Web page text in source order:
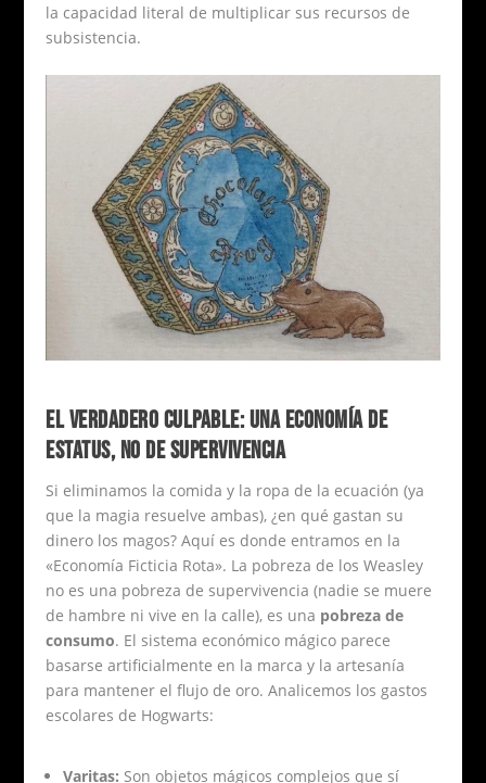
la capacidad literal de multiplicar sus recursos de
subsistencia.
EL VERDADERO CULPABLE: UNA ECONOMÍA DE
ESTATUS, NO DE SUPERVIVENCIA
Si eliminamos la comida y la ropa de la ecuación (ya
que la magia resuelve ambas), ¿en qué gastan su
dinero los magos? Aquí es donde entramos en la
«Economía Ficticia Rota». La pobreza de los Weasley
no es una pobreza de supervivencia (nadie se muere
de hambre ni vive en la calle), es una pobreza de
consumo. El sistema económico mágico parece
basarse artificialmente en la marca y la artesanía
para mantener el flujo de oro. Analicemos los gastos
escolares de Hogwarts:
Varitas: Son objetos mágicos complejos que sí